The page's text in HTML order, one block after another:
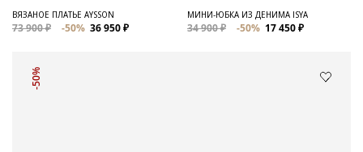
ВЯЗАНОЕ ПЛАТЬЕ AYSSON
73 900 ₽ -50% 36 950 ₽
МИНИ-ЮБКА ИЗ ДЕНИМА ISYA
34 900 ₽ -50% 17 450 ₽
-50%